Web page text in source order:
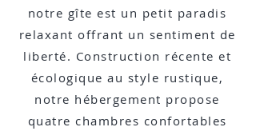
notre gîte est un petit paradis
relaxant offrant un sentiment de
liberté. Construction récente et
écologique au style rustique,
notre hébergement propose
quatre chambres confortables